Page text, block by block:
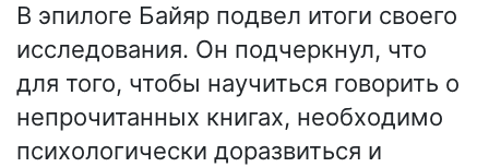
В эпилоге Байяр подвел итоги своего
исследования. Он подчеркнул, что
для того, чтобы научиться говорить о
непрочитанных книгах, необходимо
психологически доразвиться и